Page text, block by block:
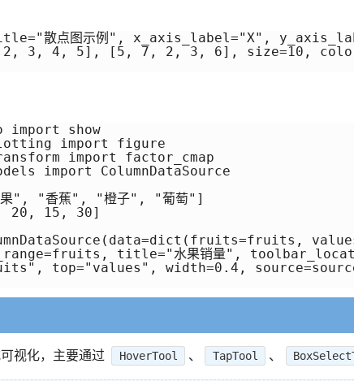
散点图示例", x_axis_label="X",
3, 4, 5], [5, 7, 2, 3, 6], size=10,
import show
import figure
import factor_cmap
import ColumnDataSource
", "香蕉", "橙子", "葡萄"]
20, 15, 30]
title="水果销量",
top="values", width=0.4,
视化，主要通过 HoverTool 、 TapTool 、